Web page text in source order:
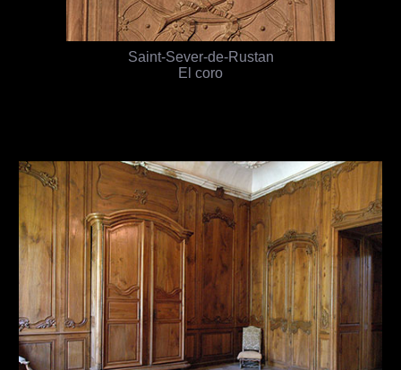
Saint-Sever-de-Rustan
El coro